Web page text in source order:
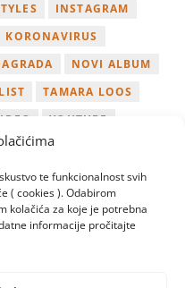
te funkcionalnost svih
( cookies ). Odabirom
kolačića za koje je potrebna
informacije pročitajte
INSTAGRAM
KORONAVIRUS
NOVI ALBUM
TAMARA LOOS
YOUTUBE